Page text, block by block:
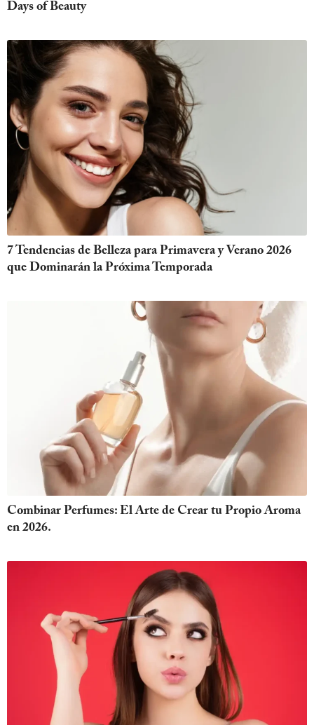
Days of Beauty
7 Tendencias de Belleza para Primavera y Verano 2026
que Dominarán la Próxima Temporada
Combinar Perfumes: El Arte de Crear tu Propio Aroma
en 2026.